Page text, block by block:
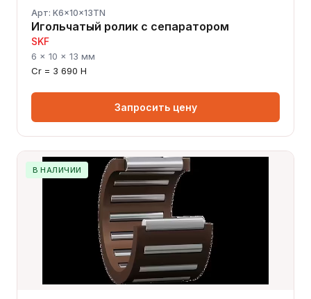
Арт: K6x10x13TN
Игольчатый ролик с сепаратором
SKF
6 × 10 × 13 мм
Cr = 3 690 Н
Запросить цену
В НАЛИЧИИ